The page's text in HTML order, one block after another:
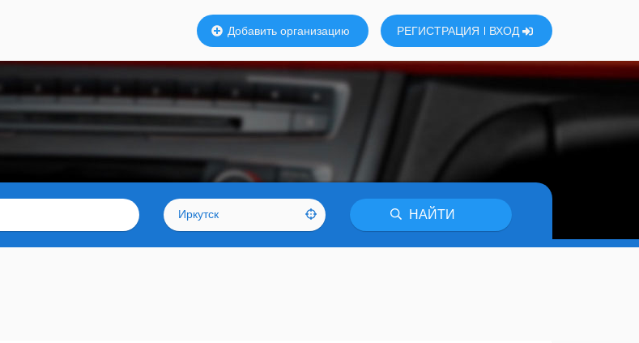
Добавить организацию РЕГИСТРАЦИЯ ВХОД
Иркутск НАЙТИ